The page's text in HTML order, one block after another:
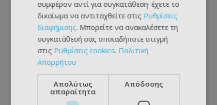
συμφέρον αντί για συγκατάθεση· έχετε το
δικαίωμα να αντιταχθείτε στις Ρυθμίσεις
διαφήμισης. Μπορείτε να ανακαλέσετε τη
συγκατάθεσή σας οποιαδήποτε στιγμή
στις Ρυθμίσεις cookies. Πολιτική
Απορρήτου
Απολύτως
απαραίτητα
Απόδοσης